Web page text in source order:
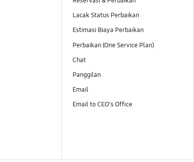
Lacak Status Perbaikan
Estimasi Biaya Perbaikan
Perbaikan (One Service Plan)
Chat
Panggilan
Email
Email to CEO's Office